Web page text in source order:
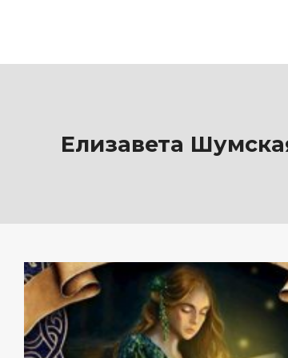
Елизавета